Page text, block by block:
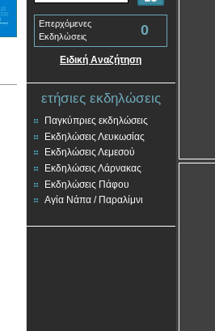
Επερχόμενες
Εκδηλώσεις
0
Ειδική Αναζήτηση
ετήσιες εκδηλώσεις
Παγκύπριες εκδηλώσεις
Εκδηλώσεις Λευκωσίας
Εκδηλώσεις Λεμεσού
Εκδηλώσεις Λάρνακας
Εκδηλώσεις Πάφου
Αγία Νάπα / Παραλίμνι